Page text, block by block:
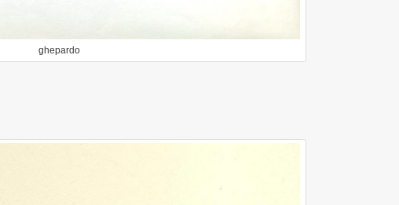
ghepardo